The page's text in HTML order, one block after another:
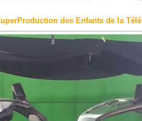
des Enfants de la Télé